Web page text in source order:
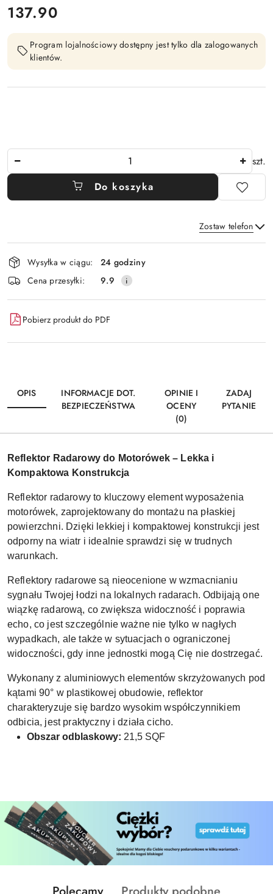
cena:
137.90
Program lojalnościowy dostępny jest tylko dla zalogowanych
klientów.
szt.
Do koszyka
Zostaw telefon
Wyślij
Dostępność
i
dostawa
Wysyłka w ciągu:
24 godziny
Cena przesyłki:
9.9
Pobierz produkt do PDF
OPIS
INFORMACJE DOT.
BEZPIECZEŃSTWA
OPINIE I
OCENY
(0)
ZADAJ
PYTANIE
Reflektor Radarowy do Motorówek – Lekka i
Kompaktowa Konstrukcja
Reflektor radarowy to kluczowy element wyposażenia
motorówek, zaprojektowany do montażu na płaskiej
powierzchni. Dzięki lekkiej i kompaktowej konstrukcji jest
odporny na wiatr i idealnie sprawdzi się w trudnych
warunkach.
Reflektory radarowe są nieocenione w wzmacnianiu
sygnału Twojej łodzi na lokalnych radarach. Odbijają one
wiązkę radarową, co zwiększa widoczność i poprawia
echo, co jest szczególnie ważne nie tylko w nagłych
wypadkach, ale także w sytuacjach o ograniczonej
widoczności, gdy inne jednostki mogą Cię nie dostrzegać.
Wykonany z aluminiowych elementów skrzyżowanych pod
kątami 90° w plastikowej obudowie, reflektor
charakteryzuje się bardzo wysokim współczynnikiem
odbicia, jest praktyczny i działa cicho.
Obszar odblaskowy: 21,5 SQF